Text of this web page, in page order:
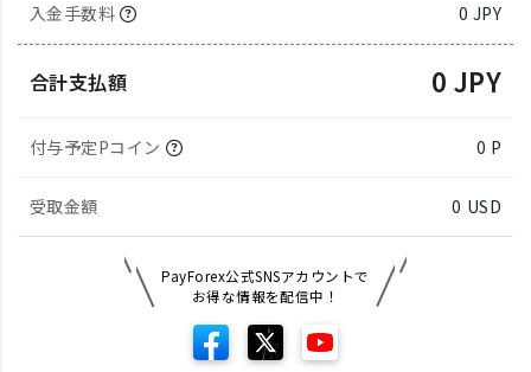
入金手数料 0 JPY
合計支払額 0 JPY
付与予定Pコイン 0 P
受取金額 0 USD
PayForex公式SNSアカウントで
お得な情報を配信中！